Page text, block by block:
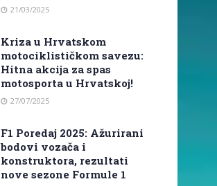
21/03/2025
Kriza u Hrvatskom
motociklističkom savezu:
Hitna akcija za spas
motosporta u Hrvatskoj!
27/07/2025
F1 Poredaj 2025: Ažurirani
bodovi vozača i
konstruktora, rezultati
nove sezone Formule 1